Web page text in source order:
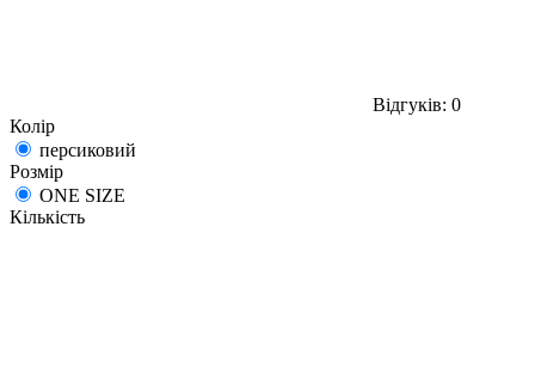
Відгуків: 0
Колір
персиковий
Розмір
ONE SIZE
Кількість